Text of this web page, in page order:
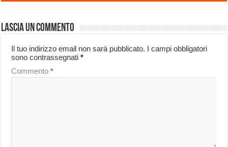
Lascia un commento
Il tuo indirizzo email non sarà pubblicato. I campi obbligatori
sono contrassegnati*
Commento*